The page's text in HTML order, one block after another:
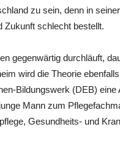
zu sein, denn in
Zukunft schlecht bestellt.
gegenwärtig durchläuft,
wird die Theorie
Bildungswerk (DEB)
Mann zum
Gesundheits- und